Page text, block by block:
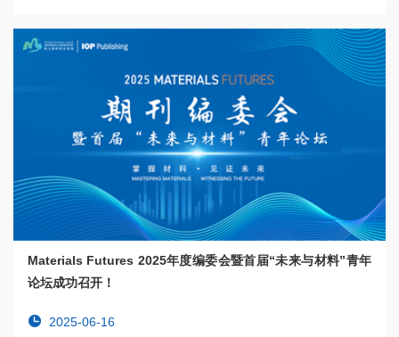
Materials Futures 2025年度编委会暨首届“未来与材料”青年
论坛成功召开！
2025-06-16